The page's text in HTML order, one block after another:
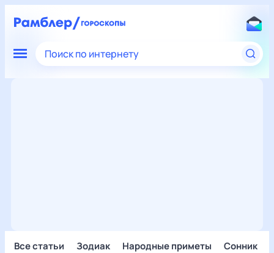
Поиск по интернету
Все статьи Зодиак Народные приметы Сонник